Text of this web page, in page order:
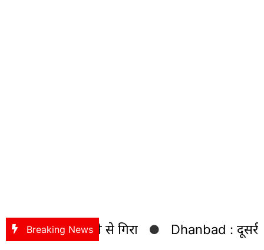
Breaking News Dhanbad : दूसरी सोमवारी